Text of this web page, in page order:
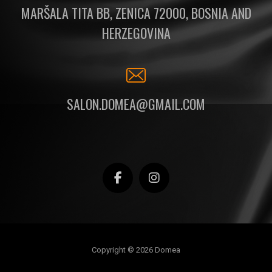
MARŠALA TITA BB, ZENICA 72000, BOSNIA AND
HERZEGOVINA
SALON.DOMEA@GMAIL.COM
Copyright © 2026 Domea